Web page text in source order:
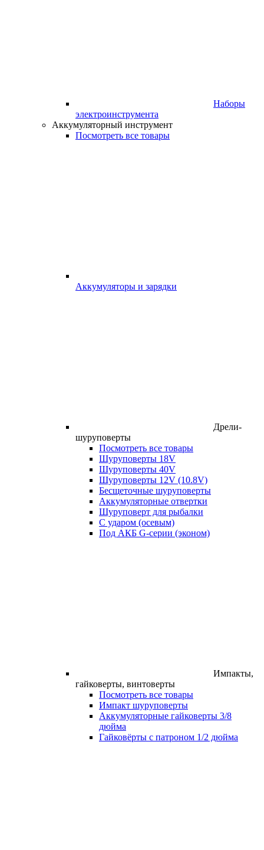
Наборы
электроинструмента
Аккумуляторный инструмент
Посмотреть все товары
Аккумуляторы и зарядки
Дрели-
шуруповерты
Посмотреть все товары
Шуруповерты 18V
Шуруповерты 40V
Шуруповерты 12V (10.8V)
Бесщеточные шуруповерты
Аккумуляторные отвертки
Шуруповерт для рыбалки
С ударом (осевым)
Под АКБ G-серии (эконом)
Импакты,
гайковерты, винтоверты
Посмотреть все товары
Импакт шуруповерты
Аккумуляторные гайковерты 3/8
дюйма
Гайковёрты с патроном 1/2 дюйма